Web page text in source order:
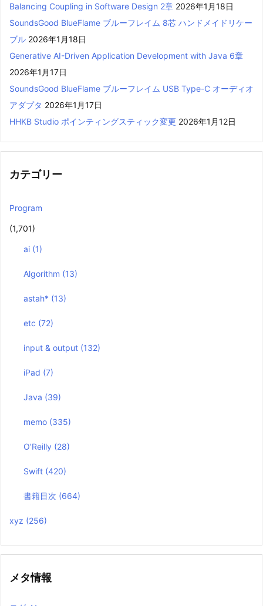
Balancing Coupling in Software Design 2章 2026年1月18日
SoundsGood BlueFlame ブルーフレイム 8芯 ハンドメイドリケー
ブル 2026年1月18日
Generative AI-Driven Application Development with Java 6章
2026年1月17日
SoundsGood BlueFlame ブルーフレイム USB Type-C オーディオ
アダプタ 2026年1月17日
HHKB Studio ポインティングスティック変更 2026年1月12日
カテゴリー
Program
(1,701)
ai (1)
Algorithm (13)
astah* (13)
etc (72)
input & output (132)
iPad (7)
Java (39)
memo (335)
O’Reilly (28)
Swift (420)
書籍目次 (664)
xyz (256)
メタ情報